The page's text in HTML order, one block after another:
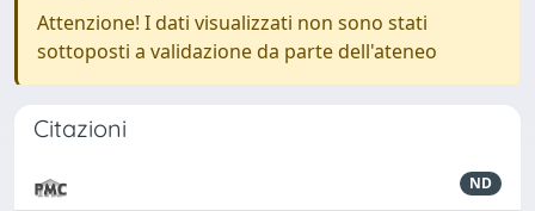
Attenzione! I dati visualizzati non sono stati
sottoposti a validazione da parte dell'ateneo
Citazioni
ND